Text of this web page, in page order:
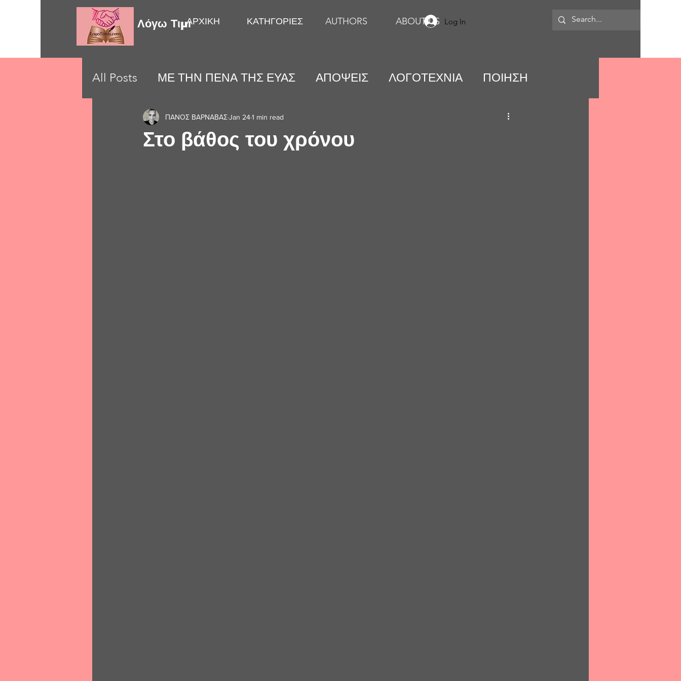
Λόγω ΤιμήςΑΡΧΙΚΗ ΚΑΤΗΓΟΡΙΕΣ AUTHORS ABOUT US Log In
All Posts ΜΕ ΤΗΝ ΠΕΝΑ ΤΗΣ ΕΥΑΣ ΑΠΟΨΕΙΣ ΛΟΓΟΤΕΧΝΙΑ ΠΟΙΗΣΗ
LOVE MOMENTS ΕΙΚΑΣΤΙΚΕΣ ΤΕΧΝΕΣ
Στο βάθος του χρόνου
ΠΑΝΟΣ ΒΑΡΝΑΒΑΣJan 241 min read